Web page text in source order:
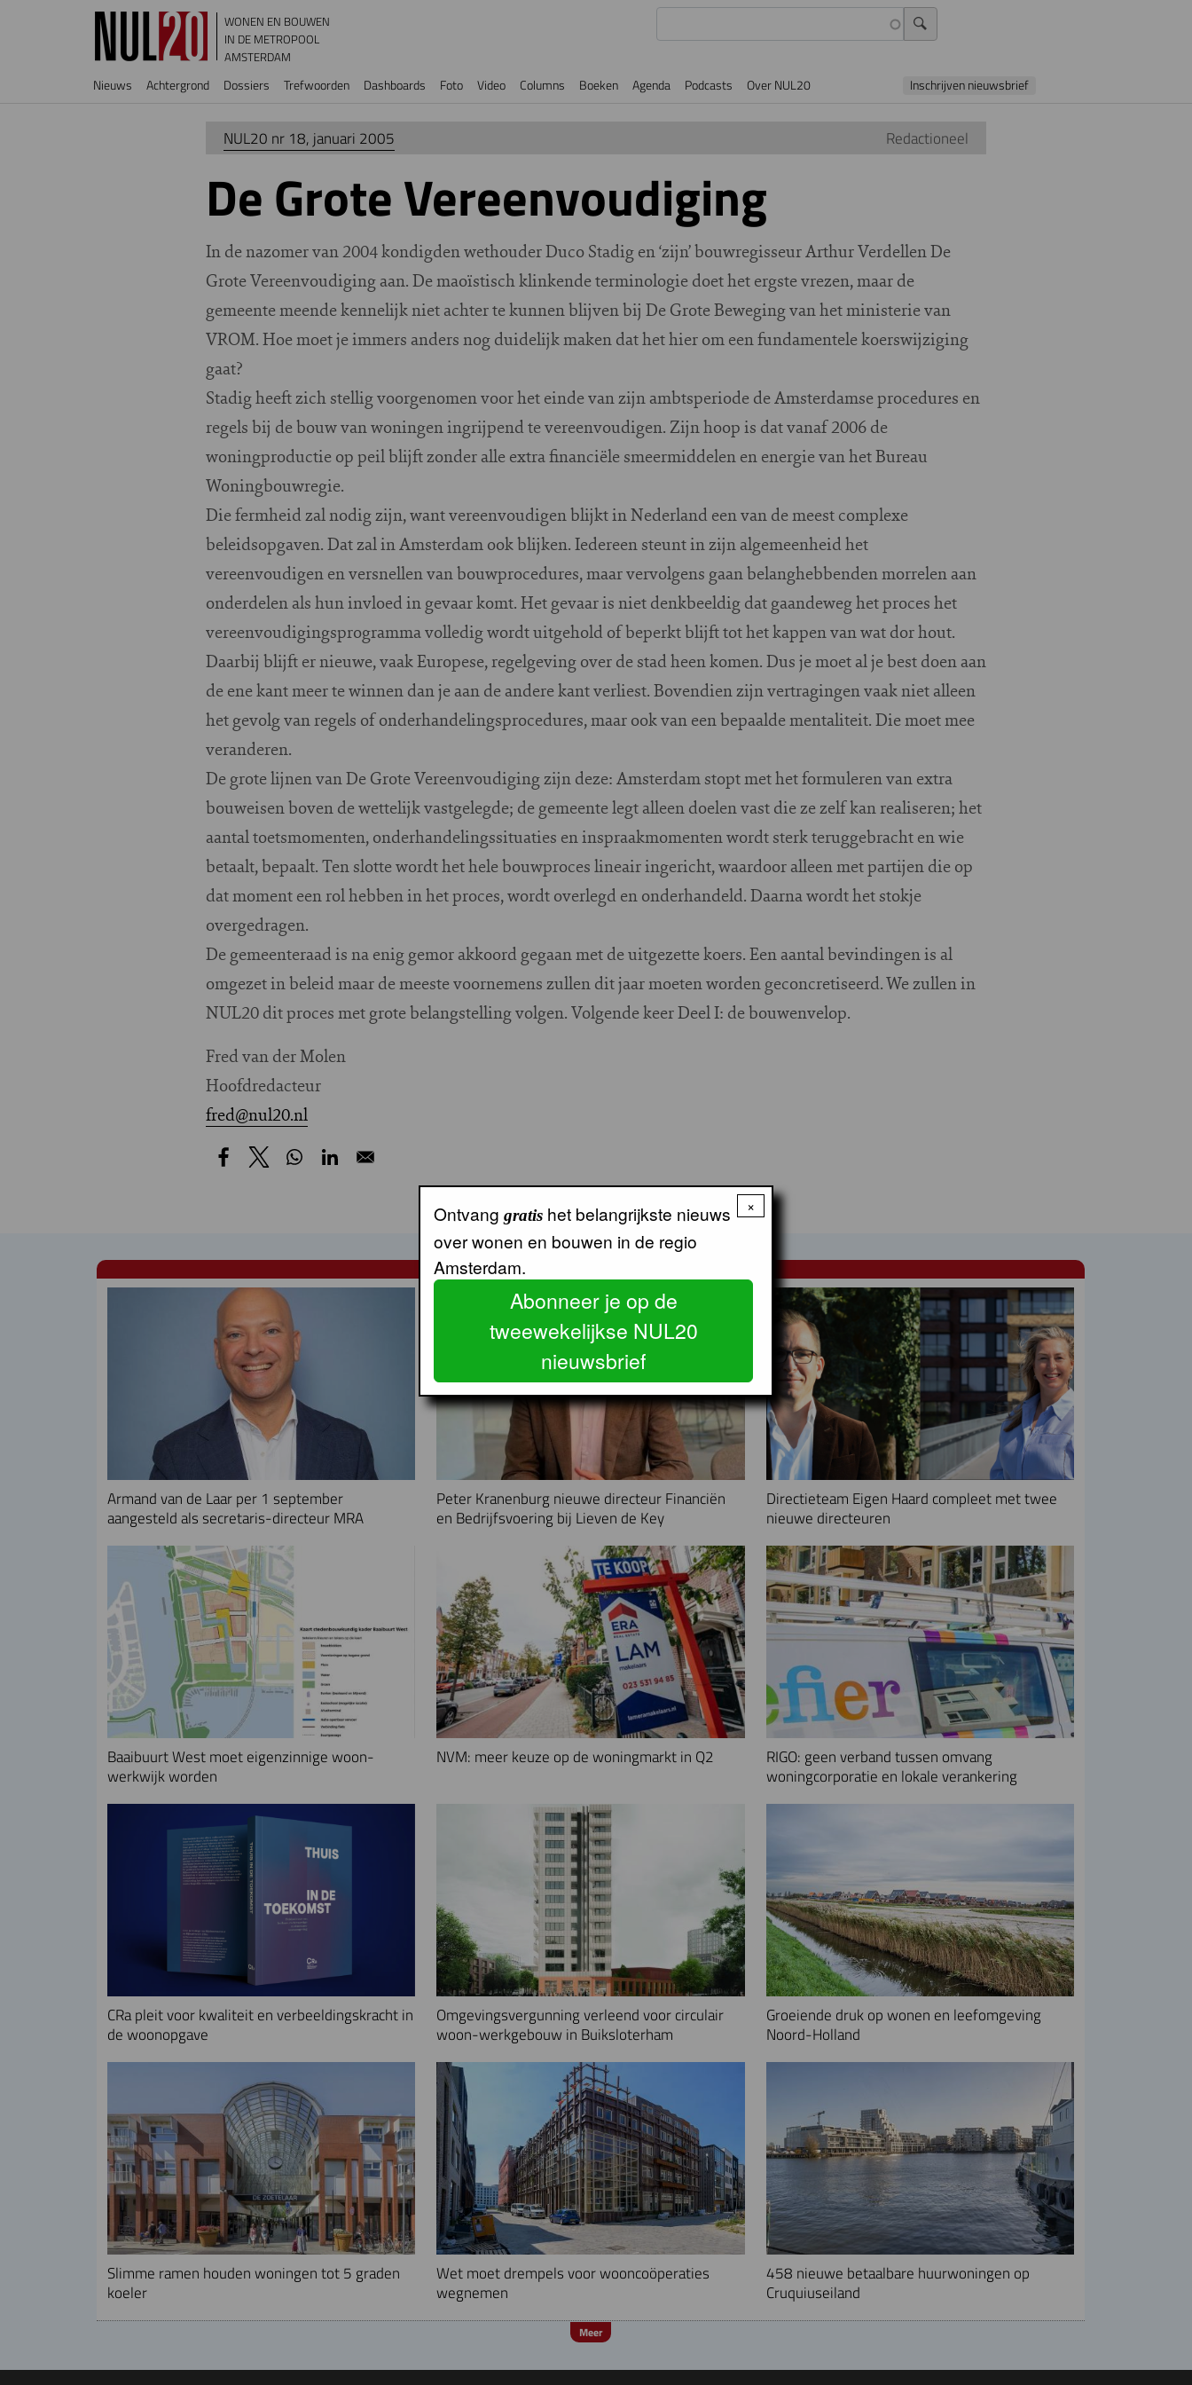
Overslaan en naar de inhoud gaan
WONEN EN BOUWEN
IN DE METROPOOL
AMSTERDAM
Hoofdnavigatie
Nieuws Achtergrond Dossiers Trefwoorden Dashboards Foto Video Columns Boeken Agenda Podcasts Over NUL20 Inschrijven nieuwsbrief
NUL20 nr 18, januari 2005 Redactioneel
De Grote Vereenvoudiging
In de nazomer van 2004 kondigden wethouder Duco Stadig en ‘zijn’ bouwregisseur Arthur Verdellen De
Grote Vereenvoudiging aan. De maoïstisch klinkende terminologie doet het ergste vrezen, maar de
gemeente meende kennelijk niet achter te kunnen blijven bij De Grote Beweging van het ministerie van
VROM. Hoe moet je immers anders nog duidelijk maken dat het hier om een fundamentele koerswijziging
gaat?
Stadig heeft zich stellig voorgenomen voor het einde van zijn ambtsperiode de Amsterdamse procedures en
regels bij de bouw van woningen ingrijpend te vereenvoudigen. Zijn hoop is dat vanaf 2006 de
woningproductie op peil blijft zonder alle extra financiële smeermiddelen en energie van het Bureau
Woningbouwregie.
Die fermheid zal nodig zijn, want vereenvoudigen blijkt in Nederland een van de meest complexe
beleidsopgaven. Dat zal in Amsterdam ook blijken. Iedereen steunt in zijn algemeenheid het
vereenvoudigen en versnellen van bouwprocedures, maar vervolgens gaan belanghebbenden morrelen aan
onderdelen als hun invloed in gevaar komt. Het gevaar is niet denkbeeldig dat gaandeweg het proces het
vereenvoudigingsprogramma volledig wordt uitgehold of beperkt blijft tot het kappen van wat dor hout.
Daarbij blijft er nieuwe, vaak Europese, regelgeving over de stad heen komen. Dus je moet al je best doen aan
de ene kant meer te winnen dan je aan de andere kant verliest. Bovendien zijn vertragingen vaak niet alleen
het gevolg van regels of onderhandelingsprocedures, maar ook van een bepaalde mentaliteit. Die moet mee
veranderen.
De grote lijnen van De Grote Vereenvoudiging zijn deze: Amsterdam stopt met het formuleren van extra
bouweisen boven de wettelijk vastgelegde; de gemeente legt alleen doelen vast die ze zelf kan realiseren; het
aantal toetsmomenten, onderhandelingssituaties en inspraakmomenten wordt sterk teruggebracht en wie
betaalt, bepaalt. Ten slotte wordt het hele bouwproces lineair ingericht, waardoor alleen met partijen die op
dat moment een rol hebben in het proces, wordt overlegd en onderhandeld. Daarna wordt het stokje
overgedragen.
De gemeenteraad is na enig gemor akkoord gegaan met de uitgezette koers. Een aantal bevindingen is al
omgezet in beleid maar de meeste voornemens zullen dit jaar moeten worden geconcretiseerd. We zullen in
NUL20 dit proces met grote belangstelling volgen. Volgende keer Deel I: de bouwenvelop.
Fred van der Molen
Hoofdredacteur
fred@nul20.nl
Armand van de Laar per 1 september
aangesteld als secretaris-directeur MRA
Peter Kranenburg nieuwe directeur Financiën
en Bedrijfsvoering bij Lieven de Key
Directieteam Eigen Haard compleet met twee
nieuwe directeuren
Baaibuurt West moet eigenzinnige woon-
werkwijk worden
NVM: meer keuze op de woningmarkt in Q2
RIGO: geen verband tussen omvang
woningcorporatie en lokale verankering
CRa pleit voor kwaliteit en verbeeldingskracht in
de woonopgave
Omgevingsvergunning verleend voor circulair
woon-werkgebouw in Buiksloterham
Groeiende druk op wonen en leefomgeving
Noord-Holland
Slimme ramen houden woningen tot 5 graden
koeler
Wet moet drempels voor wooncoöperaties
wegnemen
458 nieuwe betaalbare huurwoningen op
Cruquiuseiland
Meer
×
Ontvang gratis het belangrijkste nieuws
over wonen en bouwen in de regio
Amsterdam.
Abonneer je op de
tweewekelijkse NUL20
nieuwsbrief